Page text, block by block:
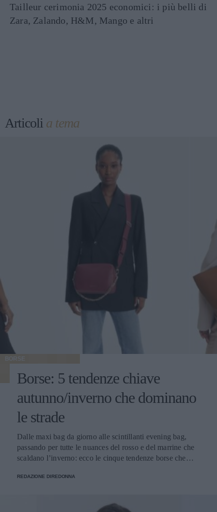
Tailleur cerimonia 2025 economici: i più belli di
Zara, Zalando, H&M, Mango e altri
Articoli a tema
BORSE
Borse: 5 tendenze chiave
autunno/inverno che dominano
le strade
Dalle maxi bag da giorno alle scintillanti evening bag,
passando per tutte le nuances del rosso e del marrine che
scaldano l’inverno: ecco le cinque tendenze borse che
REDAZIONE DIREDONNA